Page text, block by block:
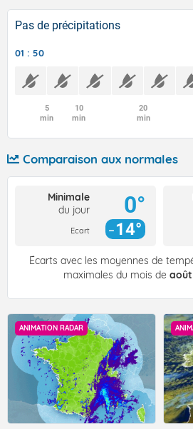
Pas de précipitations
01 : 50
5
min
10
min
20
min
Comparaison aux normales
Minimale
du jour
Ecart
0°
14°
Écarts avec les moyennes de
maximales du mois de août
ANIMATION RADAR